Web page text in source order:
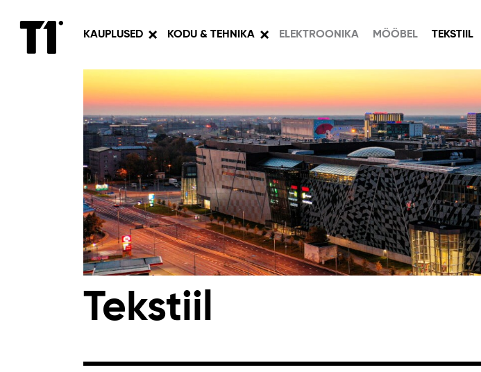
KAUPLUSED KODU & TEHNIKA ELEKTROONIKA MÖÖBEL TEKSTIIL
Tekstiil